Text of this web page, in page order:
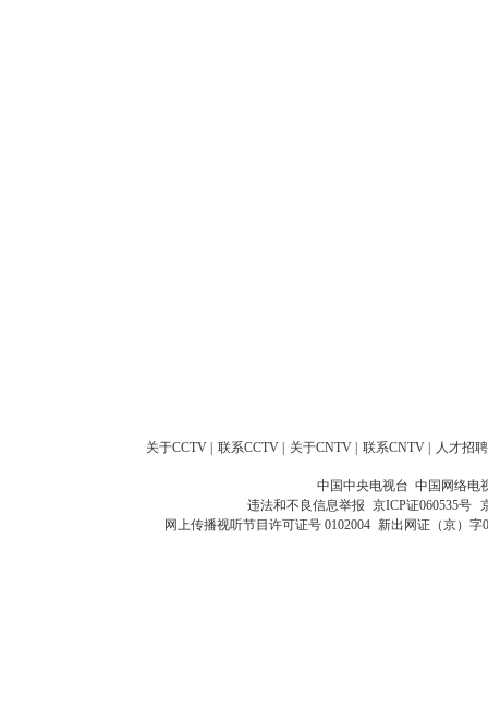
关于CCTV 联系CCTV 关于CNTV 联系CNTV 人才招聘
中国中央电视台 中国网络电
违法和不良信息举报 京ICP证060535号
网上传播视听节目许可证号 0102004 新出网证（京）